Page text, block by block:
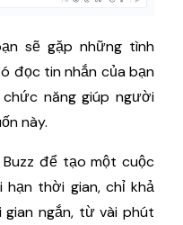
sẽ gặp những tình
đọc tin nhắn của bạn
năng giúp người
này.
để tạo một cuộc
thời gian, chỉ khả
ngắn, từ vài phút